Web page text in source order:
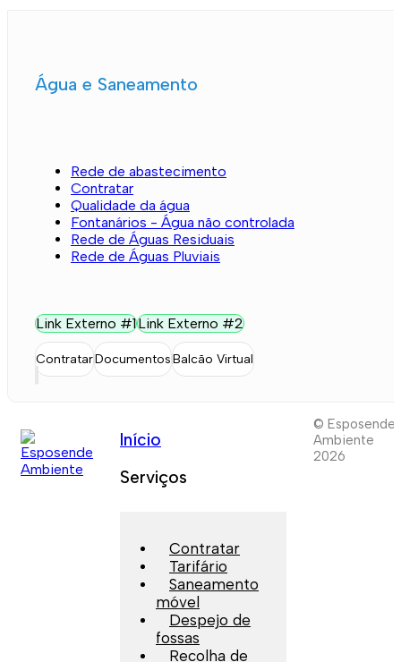
Água e Saneamento
Rede de abastecimento
Contratar
Qualidade da água
Fontanários - Água não controlada
Rede de Águas Residuais
Rede de Águas Pluviais
Link Externo #1Link Externo #2
ContratarDocumentosBalcão Virtual
Início
Serviços
Contratar
Tarifário
Saneamento
móvel
Despejo de
fossas
Recolha de
© Esposende
Ambiente
2026